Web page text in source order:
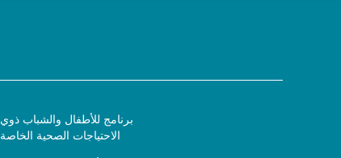
برنامج للأطفال والشباب ذوي
الاحتياجات الصحية الخاصة